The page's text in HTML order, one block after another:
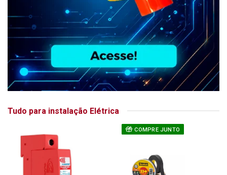
Tudo para instalação Elétrica
COMPRE JUNTO